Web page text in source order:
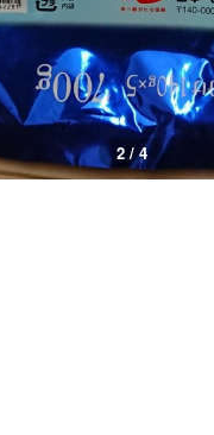
2 / 4